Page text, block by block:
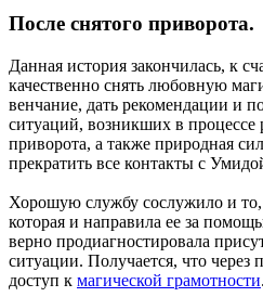
После снятого приворота.
Данная история закончилась, к
качественно снять любовную
венчание, дать рекомендации и
ситуаций, возникших в процессе
приворота, а также природная
прекратить все контакты с
Хорошую службу сослужило и
которая и направила ее за
верно продиагностировала
ситуации. Получается, что через
доступ к магической грамотности.